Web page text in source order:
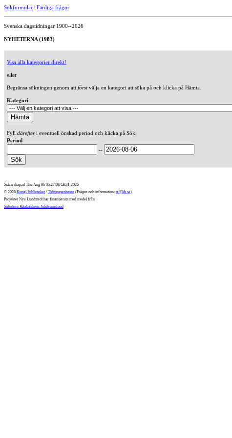
Sökformulär | Färdiga frågor
Svenska dagstidningar 1900--2026
NYHETERNA (1983)
Visa alla kategorier direkt!
eller
Begränsa sökningen genom att förstvälja en kategori att söka på och klicka på Hämta.
Kategori
Fyll därefteri eventuell önskad period och klicka på Sök.
Period
--
Sidan skapad Thu Aug 06 05:27:08 CEST 2026
© 2026 Kungl. biblioteket / Tidningsenheten (Frågor och information: te@kb.se)
Projektet Nya Lundstedt har finansierats med medel från
Stiftelsen Riksbankens Jubileumsfond